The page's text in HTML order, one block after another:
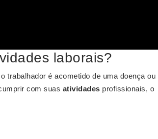
laborais?
trabalhador é acometido de uma doença ou
com suas atividades profissionais, o